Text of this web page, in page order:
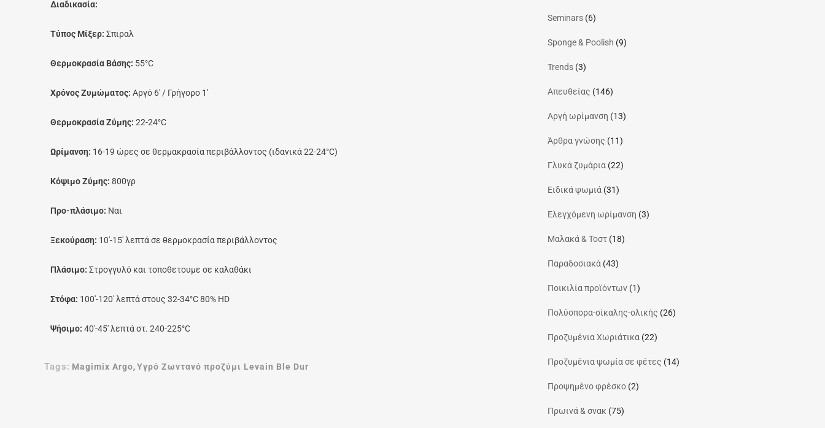
Διαδικασία:
Τύπος Μίξερ: Σπιραλ
Θερμοκρασία Βάσης: 55°C
Χρόνος Ζυμώματος: Αργό 6′ / Γρήγορο 1′
Θερμοκρασία Ζύμης: 22-24°C
Ωρίμανση: 16-19 ώρες σε θερμακρασία περιβάλλοντος (ιδανικά 22-24°C)
Κόψιμο Ζύμης: 800γρ
Προ-πλάσιμο: Ναι
Ξεκούραση: 10′-15′ λεπτά σε θερμοκρασία περιβάλλοντος
Πλάσιμο: Στρογγυλό και τοποθετουμε σε καλαθάκι
Στόφα: 100′-120′ λεπτά στους 32-34°C 80% HD
Ψήσιμο: 40′-45′ λεπτά στ. 240-225°C
Tags: Magimix Argo, Υγρό Ζωντανό προζύμι Levain Ble Dur
Seminars(6)
Sponge & Poolish (9)
Trends(3)
Απευθείας (146)
Αργή ωρίμανση (13)
Άρθρα γνώσης (11)
Γλυκά ζυμάρια (22)
Ειδικά ψωμιά (31)
Ελεγχόμενη ωρίμανση (3)
Μαλακά & Τοστ(18)
Παραδοσιακά (43)
Ποικιλία προϊόντων(1)
Πολύσπορα-σίκαλης-ολικής (26)
Προζυμένια Χωριάτικα (22)
Προζυμένια ψωμία σε φέτες (14)
Προψημένο φρέσκο(2)
Πρωινά & σνακ (75)